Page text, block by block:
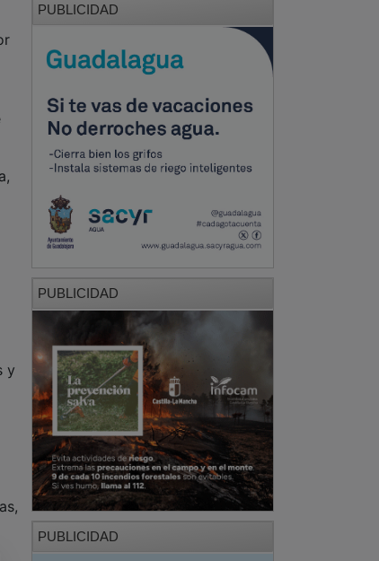
y
PUBLICIDAD
PUBLICIDAD
PUBLICIDAD